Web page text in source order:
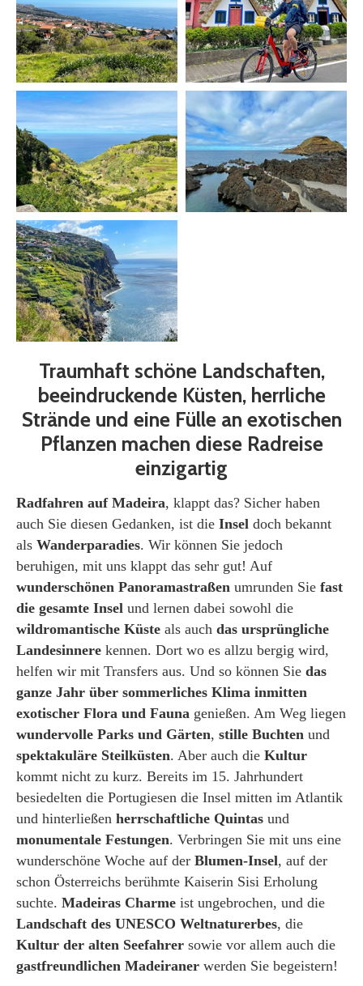
Traumhaft schöne Landschaften,
beeindruckende Küsten, herrliche
Strände und eine Fülle an exotischen
Pflanzen machen diese Radreise
einzigartig
Radfahren auf Madeira, klappt das? Sicher haben
auch Sie diesen Gedanken, ist die Insel doch bekannt
als Wanderparadies. Wir können Sie jedoch
beruhigen, mit uns klappt das sehr gut! Auf
wunderschönen Panoramastraßen umrunden Sie fast
die gesamte Insel und lernen dabei sowohl die
wildromantische Küste als auch das ursprüngliche
Landesinnere kennen. Dort wo es allzu bergig wird,
helfen wir mit Transfers aus. Und so können Sie das
ganze Jahr über sommerliches Klima inmitten
exotischer Flora und Fauna genießen. Am Weg liegen
wundervolle Parks und Gärten, stille Buchten und
spektakuläre Steilküsten. Aber auch die Kultur
kommt nicht zu kurz. Bereits im 15. Jahrhundert
besiedelten die Portugiesen die Insel mitten im Atlantik
und hinterließen herrschaftliche Quintas und
monumentale Festungen. Verbringen Sie mit uns eine
wunderschöne Woche auf der Blumen-Insel, auf der
schon Österreichs berühmte Kaiserin Sisi Erholung
suchte. Madeiras Charme ist ungebrochen, und die
Landschaft des UNESCO Weltnaturerbes, die
Kultur der alten Seefahrer sowie vor allem auch die
gastfreundlichen Madeiraner werden Sie begeistern!